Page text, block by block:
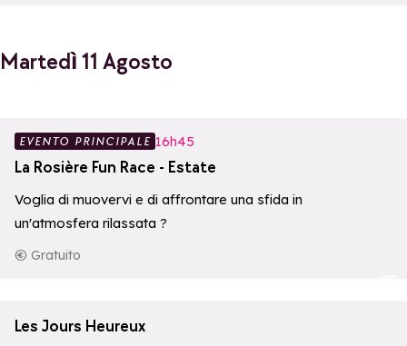
Martedì 11 Agosto
EVENTO PRINCIPALE 16h45
La Rosière Fun Race - Estate
Voglia di muovervi e di affrontare una sfida in
un'atmosfera rilassata ?
Gratuito
Les Jours Heureux